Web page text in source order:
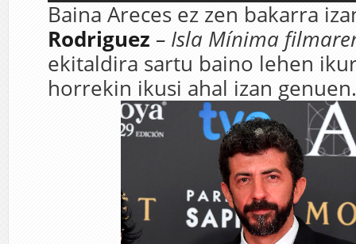
Baina Areces ez zen bakarra
Rodriguez – Isla Mínima
ekitaldira sartu baino lehen
horrekin ikusi ahal izan genuen.